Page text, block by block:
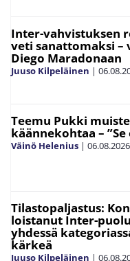
Inter-vahvistuksen
veti sanattomaksi –
Diego Maradonaan
Juuso Kilpeläinen |
Teemu Pukki
käännekohtaa –
Väinö Helenius | 06.08.2026
Tilastopaljastus:
loistanut Inter-
yhdessä
kärkeä
Juuso Kilpeläinen |